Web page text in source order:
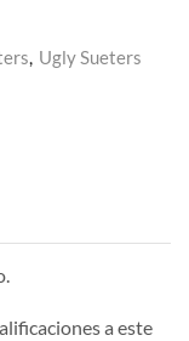
, Ugly Sueters
a este